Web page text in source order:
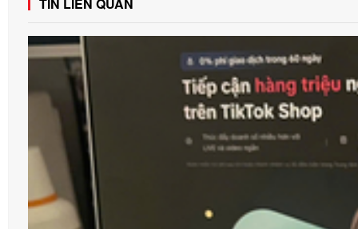
TIN LIÊN QUAN